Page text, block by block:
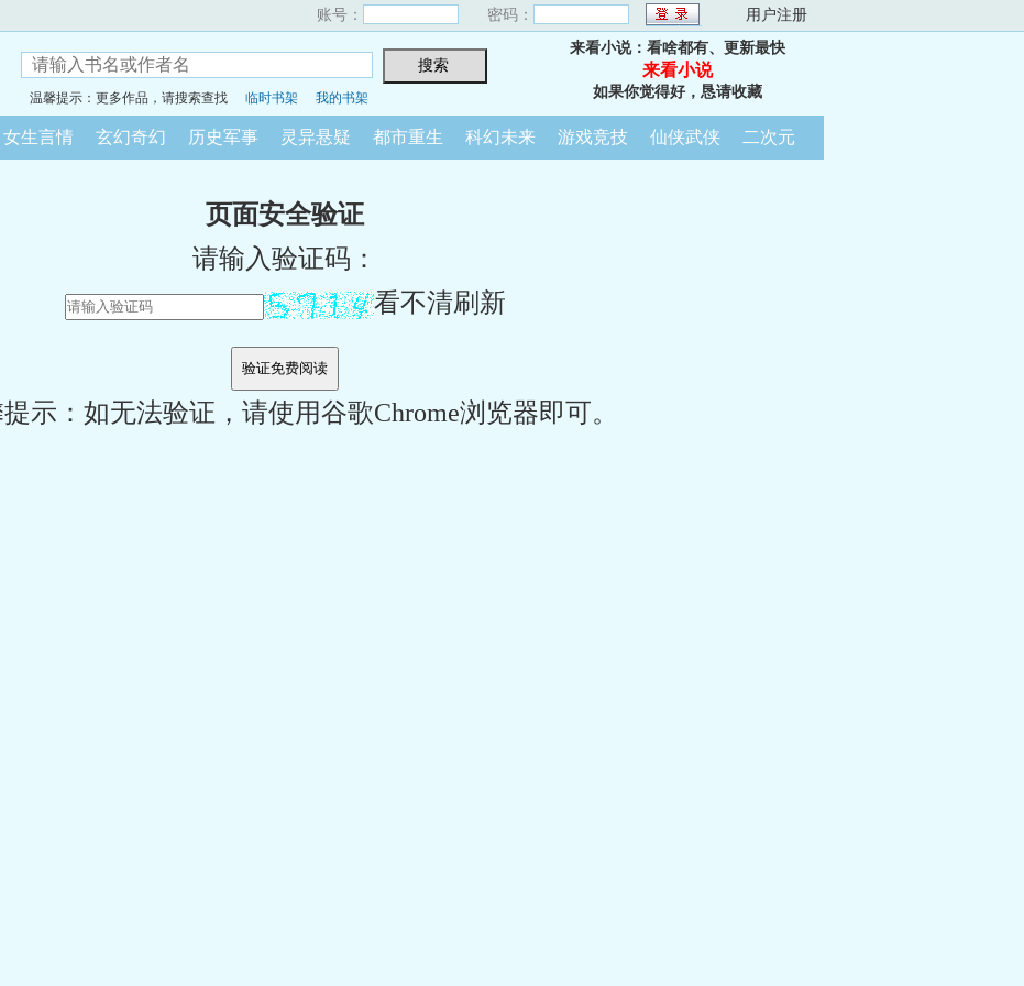
账号： 密码： 用户注册
温馨提示：更多作品，请搜索查找 临时书架 我的书架
来看小说：看啥都有、更新最快
来看小说
如果你觉得好，恳请收藏
女生言情 玄幻奇幻 历史军事 灵异悬疑 都市重生 科幻未来 游戏竞技 仙侠武侠 二次元
页面安全验证
请输入验证码：
看不清刷新
示：如无法验证，请使用谷歌Chrome浏览器即可。